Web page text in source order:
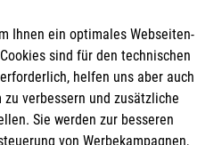
Ihnen ein optimales Webseiten-
sind für den technischen
helfen uns aber auch
verbessern und zusätzliche
Sie werden zur besseren
von Werbekampagnen,